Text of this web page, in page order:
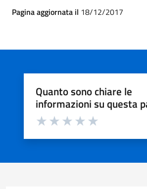
Pagina aggiornata il 18/12/2017
Quanto sono chiare le
informazioni su questa
Valuta da 1 a 5 stelle la pagina